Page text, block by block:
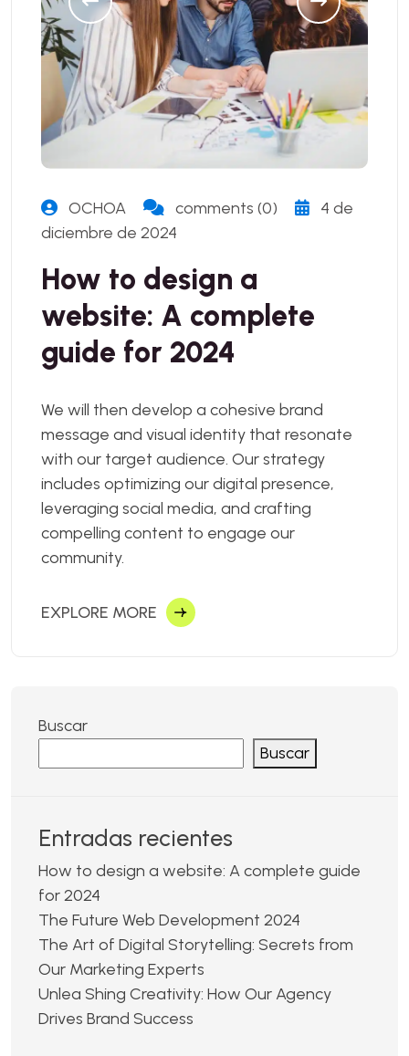
OCHOA comments (0)
4 de
diciembre de 2024
How to design a
website: A complete
guide for 2024
We will then develop a cohesive brand
message and visual identity that resonate
with our target audience. Our strategy
includes optimizing our digital presence,
leveraging social media, and crafting
compelling content to engage our
community.
EXPLORE MORE
Buscar
Buscar
Entradas recientes
How to design a website: A complete guide
for 2024
The Future Web Development 2024
The Art of Digital Storytelling: Secrets from
Our Marketing Experts
Unlea Shing Creativity: How Our Agency
Drives Brand Success